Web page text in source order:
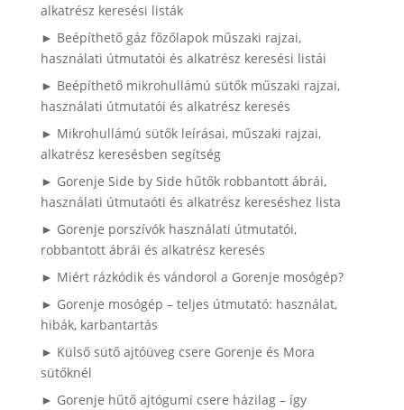
alkatrész keresési listák
► Beépíthető gáz főzőlapok műszaki rajzai,
használati útmutatói és alkatrész keresési listái
► Beépíthető mikrohullámú sütők műszaki rajzai,
használati útmutatói és alkatrész keresés
► Mikrohullámú sütők leírásai, műszaki rajzai,
alkatrész keresésben segítség
► Gorenje Side by Side hűtők robbantott ábrái,
használati útmutaóti és alkatrész kereséshez lista
► Gorenje porszívók használati útmutatói,
robbantott ábrái és alkatrész keresés
► Miért rázkódik és vándorol a Gorenje mosógép?
► Gorenje mosógép – teljes útmutató: használat,
hibák, karbantartás
► Külső sütő ajtóüveg csere Gorenje és Mora
sütőknél
► Gorenje hűtő ajtógumi csere házilag – így